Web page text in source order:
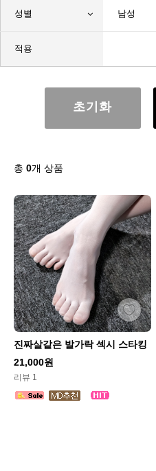
성별 남성
적용
초기화
총 0개 상품
진짜살같은 발가락 섹시 스타킹
21,000원
리뷰 1